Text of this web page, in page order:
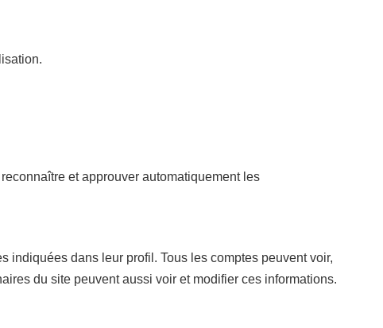
et approuver automatiquement les
indiquées dans leur profil. Tous les comptes peuvent voir,
du site peuvent aussi voir et modifier ces informations.